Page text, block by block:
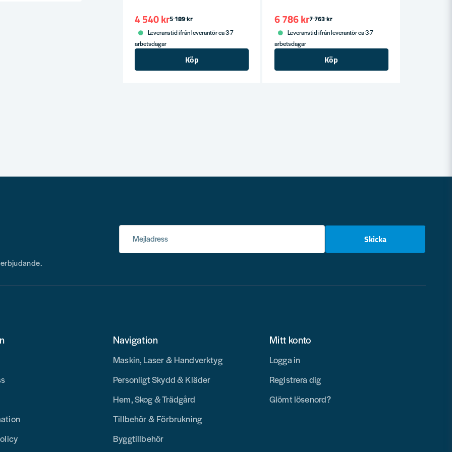
5 189 kr
4 540 kr
Leveranstid ifrån leverantör ca 3-7
arbetsdagar
Köp
7 763 kr
6 786 kr
Leveranstid ifrån leverantör ca 3-7
arbetsdagar
Köp
Mejladress Skicka
Navigation
Maskin, Laser & Handverktyg
Personligt Skydd & Kläder
Hem, Skog & Trädgård
Tillbehör & Förbrukning
Byggtillbehör
Mitt konto
Logga in
Registrera dig
Glömt lösenord?